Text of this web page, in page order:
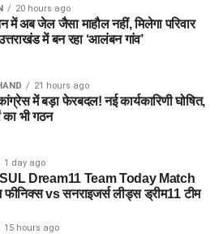
20 hours ago
में अब जेल जैसा माहौल नहीं, मिलेगा परिवार
में बन रहा ‘आलंबन गांव’
21 hours ago
में बड़ा फेरबदल! नई कार्यकारिणी घोषित,
का भी गठन
1 day ago
Dream11 Team Today Match
फीनिक्स vs सनराइजर्स लीड्स ड्रीम11 टीम
15 hours ago